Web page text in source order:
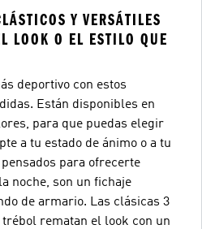
Y VERSÁTILES
LOOK O EL ESTILO QUE
deportivo con estos
Están disponibles en
para que puedas elegir
a tu estado de ánimo o a tu
para ofrecerte
noche, son un fichaje
de armario. Las clásicas 3
rematan el look con un